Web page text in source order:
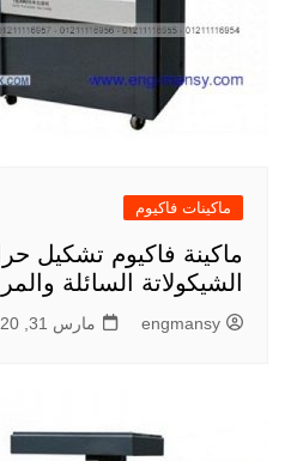
ماكينات فاكيوم
ماكينة فاكيوم تشكيل
الشيكولاتة السائلة
engmansy مارس 31, 2020